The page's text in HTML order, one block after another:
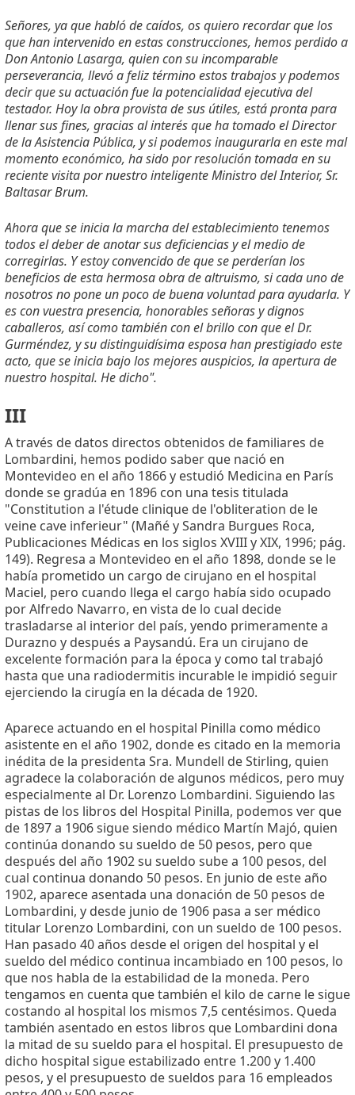
Señores, ya que habló de caídos, os quiero recordar que los
que han intervenido en estas construcciones, hemos perdido a
Don Antonio Lasarga, quien con su incomparable
perseverancia, llevó a feliz término estos trabajos y podemos
decir que su actuación fue la potencialidad ejecutiva del
testador. Hoy la obra provista de sus útiles, está pronta para
llenar sus fines, gracias al interés que ha tomado el Director
de la Asistencia Pública, y si podemos inaugurarla en este mal
momento económico, ha sido por resolución tomada en su
reciente visita por nuestro inteligente Ministro del Interior, Sr.
Baltasar Brum.
Ahora que se inicia la marcha del establecimiento tenemos
todos el deber de anotar sus deficiencias y el medio de
corregirlas. Y estoy convencido de que se perderían los
beneficios de esta hermosa obra de altruismo, si cada uno de
nosotros no pone un poco de buena voluntad para ayudarla. Y
es con vuestra presencia, honorables señoras y dignos
caballeros, así como también con el brillo con que el Dr.
Gurméndez, y su distinguidísima esposa han prestigiado este
acto, que se inicia bajo los mejores auspicios, la apertura de
nuestro hospital. He dicho".
III
A través de datos directos obtenidos de familiares de
Lombardini, hemos podido saber que nació en
Montevideo en el año 1866 y estudió Medicina en París
donde se gradúa en 1896 con una tesis titulada
"Constitution a l'étude clinique de l'obliteration de le
veine cave inferieur" (Mañé y Sandra Burgues Roca,
Publicaciones Médicas en los siglos XVIII y XIX, 1996; pág.
149). Regresa a Montevideo en el año 1898, donde se le
había prometido un cargo de cirujano en el hospital
Maciel, pero cuando llega el cargo había sido ocupado
por Alfredo Navarro, en vista de lo cual decide
trasladarse al interior del país, yendo primeramente a
Durazno y después a Paysandú. Era un cirujano de
excelente formación para la época y como tal trabajó
hasta que una radiodermitis incurable le impidió seguir
ejerciendo la cirugía en la década de 1920.
Aparece actuando en el hospital Pinilla como médico
asistente en el año 1902, donde es citado en la memoria
inédita de la presidenta Sra. Mundell de Stirling, quien
agradece la colaboración de algunos médicos, pero muy
especialmente al Dr. Lorenzo Lombardini. Siguiendo las
pistas de los libros del Hospital Pinilla, podemos ver que
de 1897 a 1906 sigue siendo médico Martín Majó, quien
continúa donando su sueldo de 50 pesos, pero que
después del año 1902 su sueldo sube a 100 pesos, del
cual continua donando 50 pesos. En junio de este año
1902, aparece asentada una donación de 50 pesos de
Lombardini, y desde junio de 1906 pasa a ser médico
titular Lorenzo Lombardini, con un sueldo de 100 pesos.
Han pasado 40 años desde el origen del hospital y el
sueldo del médico continua incambiado en 100 pesos, lo
que nos habla de la estabilidad de la moneda. Pero
tengamos en cuenta que también el kilo de carne le sigue
costando al hospital los mismos 7,5 centésimos. Queda
también asentado en estos libros que Lombardini dona
la mitad de su sueldo para el hospital. El presupuesto de
dicho hospital sigue estabilizado entre 1.200 y 1.400
pesos, y el presupuesto de sueldos para 16 empleados